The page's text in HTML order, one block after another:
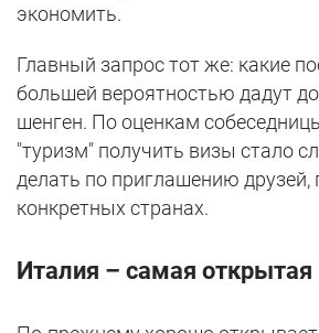
экономить.
Главный запрос тот же: какие
большей вероятностью дадут
шенген. По оценкам
"туризм" получить визы стало
делать по приглашению
конкретных странах.
Италия – самая открытая